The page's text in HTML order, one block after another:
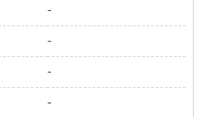
-
-
-
-